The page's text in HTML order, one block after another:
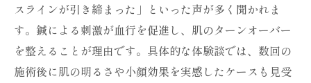
スラインが引き締まった」といった声が多く聞かれま
す。鍼による刺激が血行を促進し、肌のターンオーバー
を整えることが理由です。具体的な体験談では、数回の
施術後に肌の明るさや小顔効果を実感したケースも見受